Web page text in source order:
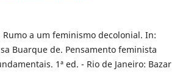
Rumo a um feminismo decolonial. In:
Buarque de. Pensamento feminista
1ª ed. - Rio de Janeiro: Bazar